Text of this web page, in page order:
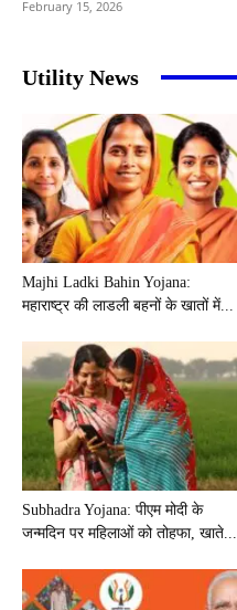
February 15, 2026
Utility News
Majhi Ladki Bahin Yojana:
महाराष्ट्र की लाडली बहनों के खातों में...
Subhadra Yojana: पीएम मोदी के
जन्मदिन पर महिलाओं को तोहफा, खाते...